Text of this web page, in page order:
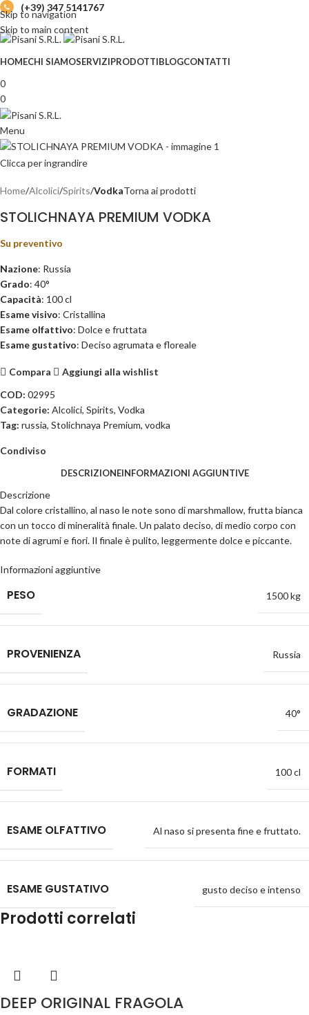
Skip to navigation
Skip to main content
(+39) 347 5141767
HOMECHI SIAMOSERVIZIPRODOTTIBLOGCONTATTI
0
0
Menu
Clicca per ingrandire
Home Alcolici Spirits VodkaTorna ai prodotti
STOLICHNAYA PREMIUM VODKA
Su preventivo
Nazione: Russia
Grado: 40°
Capacità: 100 cl
Esame visivo: Cristallina
Esame olfattivo: Dolce e fruttata
Esame gustativo: Deciso agrumata e floreale
Compara
Aggiungi alla wishlist
COD: 02995
Categorie: Alcolici, Spirits, Vodka
Tag: russia, Stolichnaya Premium, vodka
Condiviso
DESCRIZIONEINFORMAZIONI AGGIUNTIVE
Descrizione
Dal colore cristallino, al naso le note sono di marshmallow, frutta bianca
con un tocco di mineralità finale. Un palato deciso, di medio corpo con
note di agrumi e fiori. Il finale è pulito, leggermente dolce e piccante.
Informazioni aggiuntive
PESO 1500 kg
PROVENIENZA Russia
GRADAZIONE 40°
FORMATI 100 cl
ESAME OLFATTIVO Al naso si presenta fine e fruttato.
ESAME GUSTATIVO gusto deciso e intenso
Prodotti correlati
DEEP ORIGINAL FRAGOLA